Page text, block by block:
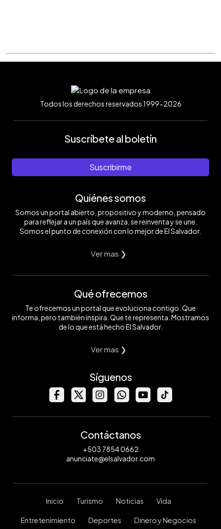
Todos los derechos reservados 1999-2026
Suscríbete al boletín
Suscribirme
Quiénes somos
Somos un portal abierto, propositivo y moderno, pensado
para reflejar a un país que avanza, se reinventa y se une.
Somos el punto de conexión con lo mejor de El Salvador.
Ver mas ❯
Qué ofrecemos
Te ofrecemos un portal que evoluciona contigo. Que
informa, pero también inspira. Que te representa. Mostramos
de lo que está hecho El Salvador.
Ver mas ❯
Síguenos
Contáctanos
+503 7854 0662
anunciate@elsalvador.com
Inicio Turismo Noticias Vida
Entretenimiento Deportes Dinero y Negocios